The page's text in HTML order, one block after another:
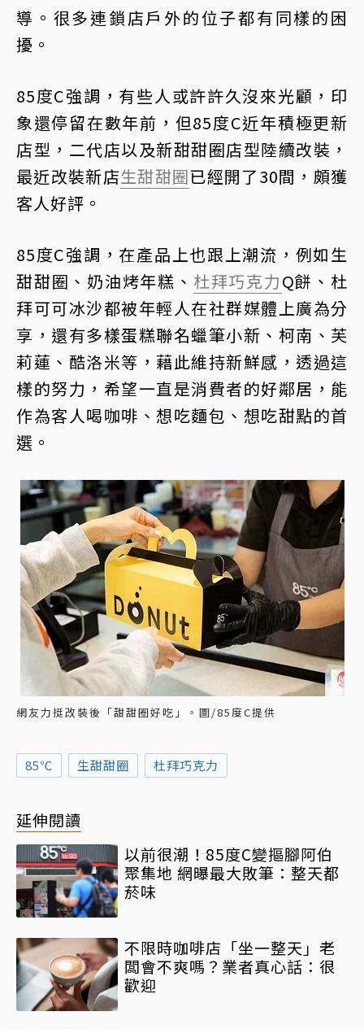
導。很多連鎖店戶外的位子都有同樣的困
擾。
85度C強調，有些人或許許久沒來光顧，印
象還停留在數年前，但85度C近年積極更新
店型，二代店以及新甜甜圈店型陸續改裝，
最近改裝新店生甜甜圈已經開了30間，頗獲
客人好評。
85度C強調，在產品上也跟上潮流，例如生
甜甜圈、奶油烤年糕、 杜拜巧克力Q餅、杜
拜可可冰沙都被年輕人在社群媒體上廣為分
享，還有多樣蛋糕聯名蠟筆小新、柯南、芙
莉蓮、酷洛米等，藉此維持新鮮感，透過這
樣的努力，希望一直是消費者的好鄰居，能
作為客人喝咖啡、想吃麵包、想吃甜點的首
選。
網友力挺改裝後「甜甜圈好吃」。圖/85度C提供
85℃ 生甜甜圈 杜拜巧克力
延伸閱讀
以前很潮！85度C變摳腳阿伯
聚集地 網曝最大敗筆：整天都
菸味
不限時咖啡店「坐一整天」老
闆會不爽嗎？業者真心話：很
歡迎